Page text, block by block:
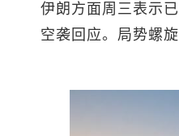
伊朗方面周三表示
空袭回应。局势螺